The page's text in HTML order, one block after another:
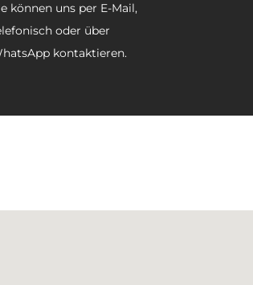
können uns per E-Mail,
oder über
kontaktieren.